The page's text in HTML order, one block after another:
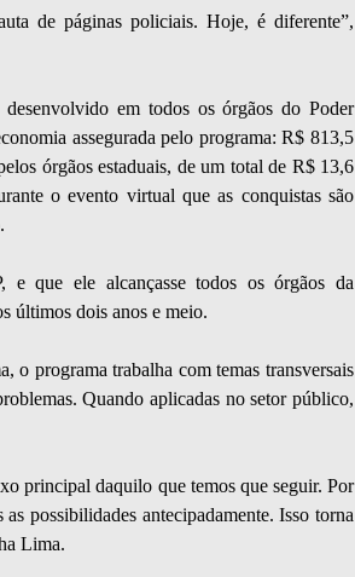
de páginas policiais. Hoje, é diferente”,
em todos os órgãos do Poder
assegurada pelo programa: R$ 813,5
órgãos estaduais, de um total de R$ 13,6
o evento virtual que as conquistas são
e que ele alcançasse todos os órgãos da
últimos dois anos e meio.
o programa trabalha com temas transversais
Quando aplicadas no setor público,
principal daquilo que temos que seguir. Por
possibilidades antecipadamente. Isso torna
Lima.